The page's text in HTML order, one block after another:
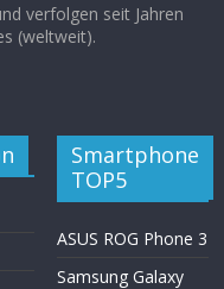
verfolgen seit Jahren
(weltweit).
Smartphone
TOP5
ASUS ROG Phone 3
Samsung Galaxy